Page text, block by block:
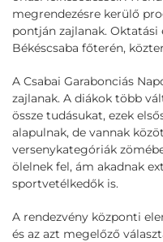
megrendezésre kerülő
pontján zajlanak.
Békéscsaba főterén,
A Csabai Garabonciás
zajlanak. A diákok több
össze tudásukat, ezek
alapulnak, de vannak
versenykategóriák
ölelnek fel, ám akadnak
sportvetélkedők is.
A rendezvény központi
és az azt megelőző